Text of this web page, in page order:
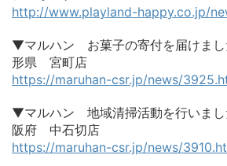
http://www.playland-happy.co.jp/
▼マルハン お菓子の寄付を届けま
形県 宮町店
https://maruhan-csr.jp/news/
▼マルハン 地域清掃活動を行いま
阪府 中石切店
https://maruhan-csr.jp/news/